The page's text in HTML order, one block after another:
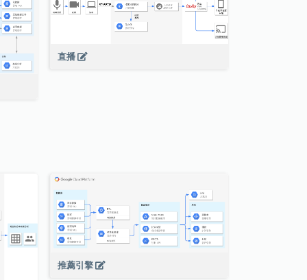
直播
推薦引擎